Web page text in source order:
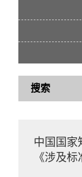
搜索
中国国家
《涉及